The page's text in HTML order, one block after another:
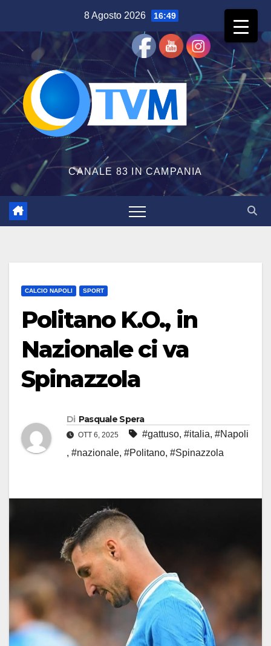
contenuto
8 Agosto 2026 16:49
CANALE 83 IN CAMPANIA
CALCIO NAPOLI SPORT
Politano K.O., in
Nazionale ci va
Spinazzola
Di Pasquale Spera
OTT 6, 2025 #gattuso, #italia, #Napoli
, #nazionale, #Politano, #Spinazzola